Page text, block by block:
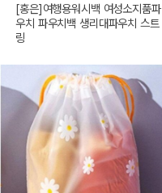
[홍은]여행용워시백 여성소지품파
우치 파우치백 생리대파우치 스트
링